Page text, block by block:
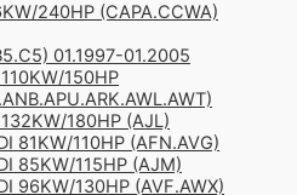
240HP (CAPA.CCWA)
01.1997-01.2005
150HP
180HP (AJL)
81KW/110HP (AFN.AVG)
85KW/115HP (AJM)
96KW/130HP (AVF.AWX)